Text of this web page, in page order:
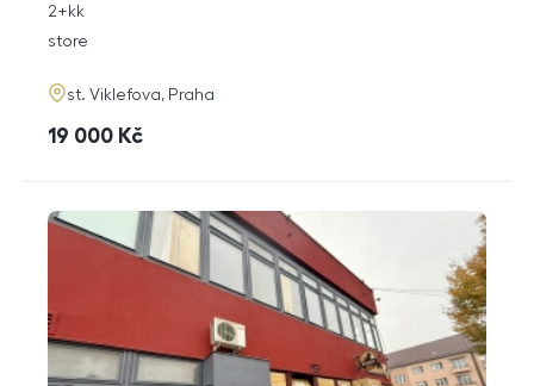
rozměry
disposition
2+kk
funkce
store
adresa
st. Viklefova, Praha
cena
19 000 Kč